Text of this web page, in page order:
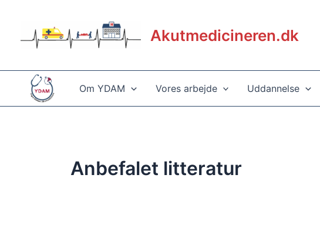
indholdet
Akutmedicineren.dk
Om YDAM Vores arbejde Uddannelse
Anbefalet litteratur